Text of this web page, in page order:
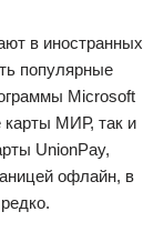
в иностранных
популярные
Microsoft
карты МИР, так и
UnionPay,
офлайн, в